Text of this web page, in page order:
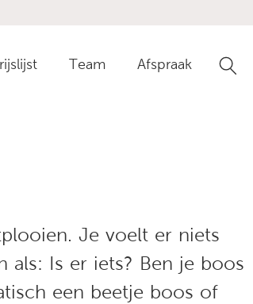
Team Afspraak
Je voelt er niets
als: Is er iets? Ben je boos
een beetje boos of